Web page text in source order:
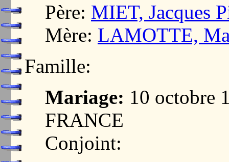
Père: MIET, Jacques
Mère: LAMOTTE,
Famille:
Mariage: 10 octobre
FRANCE
Conjoint: